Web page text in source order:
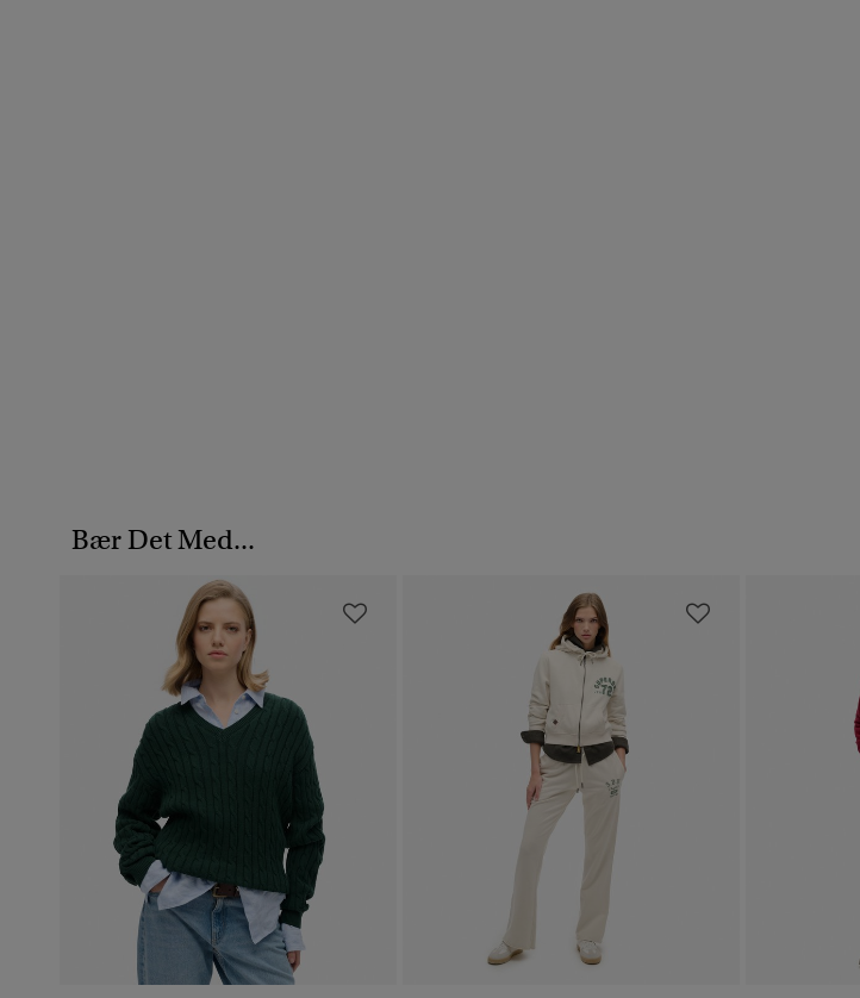
Bær Det Med...